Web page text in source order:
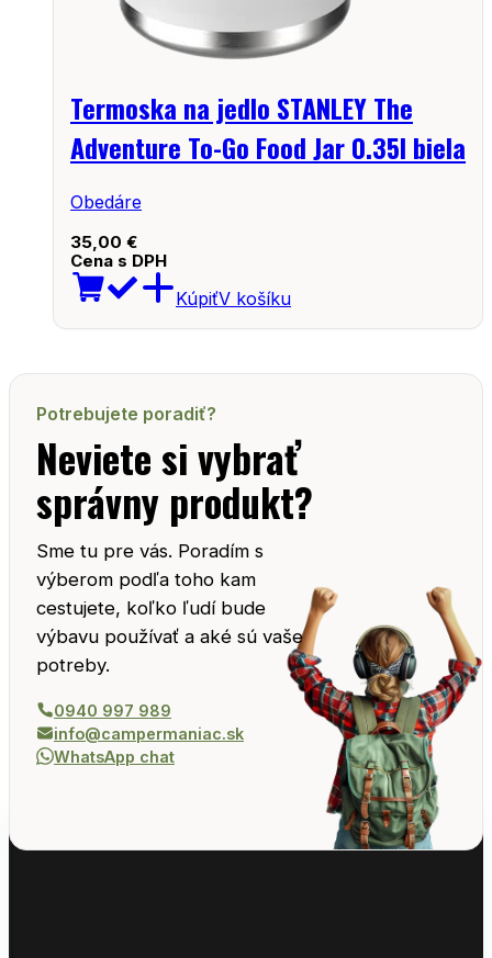
Termoska na jedlo STANLEY The
Adventure To-Go Food Jar 0.35l biela
Obedáre
35,00 €
Cena s DPH
KúpiťV košíku
Potrebujete poradiť?
Neviete si vybrať
správny produkt?
Sme tu pre vás. Poradím s
výberom podľa toho kam
cestujete, koľko ľudí bude
výbavu používať a aké sú vaše
potreby.
0940 997 989
info@campermaniac.sk
WhatsApp chat